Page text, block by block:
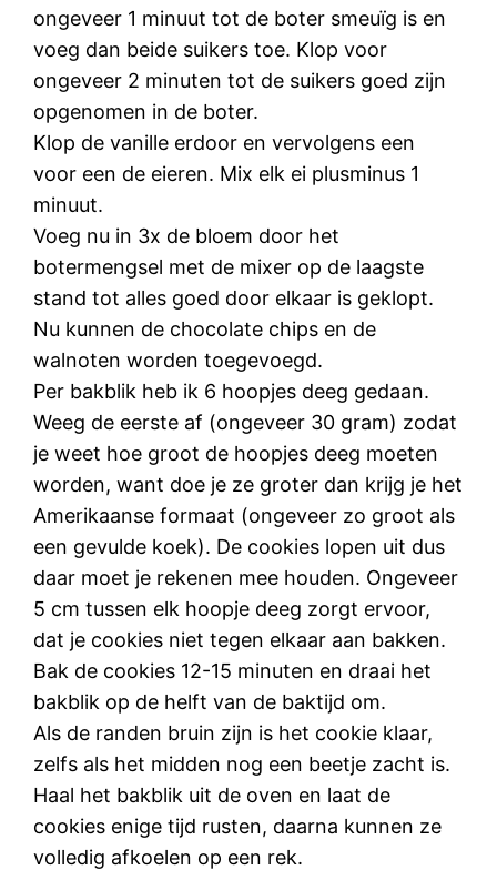
ongeveer 1 minuut tot de boter smeuïg is en
voeg dan beide suikers toe. Klop voor
ongeveer 2 minuten tot de suikers goed zijn
opgenomen in de boter.
Klop de vanille erdoor en vervolgens een
voor een de eieren. Mix elk ei plusminus 1
minuut.
Voeg nu in 3x de bloem door het
botermengsel met de mixer op de laagste
stand tot alles goed door elkaar is geklopt.
Nu kunnen de chocolate chips en de
walnoten worden toegevoegd.
Per bakblik heb ik 6 hoopjes deeg gedaan.
Weeg de eerste af (ongeveer 30 gram) zodat
je weet hoe groot de hoopjes deeg moeten
worden, want doe je ze groter dan krijg je het
Amerikaanse formaat (ongeveer zo groot als
een gevulde koek). De cookies lopen uit dus
daar moet je rekenen mee houden. Ongeveer
5 cm tussen elk hoopje deeg zorgt ervoor,
dat je cookies niet tegen elkaar aan bakken.
Bak de cookies 12-15 minuten en draai het
bakblik op de helft van de baktijd om.
Als de randen bruin zijn is het cookie klaar,
zelfs als het midden nog een beetje zacht is.
Haal het bakblik uit de oven en laat de
cookies enige tijd rusten, daarna kunnen ze
volledig afkoelen op een rek.